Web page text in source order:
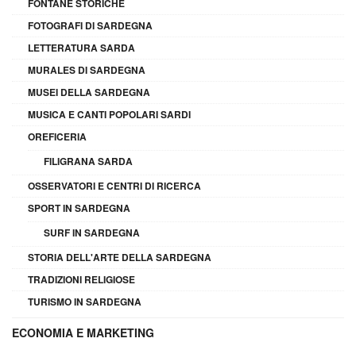
FONTANE STORICHE
FOTOGRAFI DI SARDEGNA
LETTERATURA SARDA
MURALES DI SARDEGNA
MUSEI DELLA SARDEGNA
MUSICA E CANTI POPOLARI SARDI
OREFICERIA
FILIGRANA SARDA
OSSERVATORI E CENTRI DI RICERCA
SPORT IN SARDEGNA
SURF IN SARDEGNA
STORIA DELL'ARTE DELLA SARDEGNA
TRADIZIONI RELIGIOSE
TURISMO IN SARDEGNA
ECONOMIA E MARKETING